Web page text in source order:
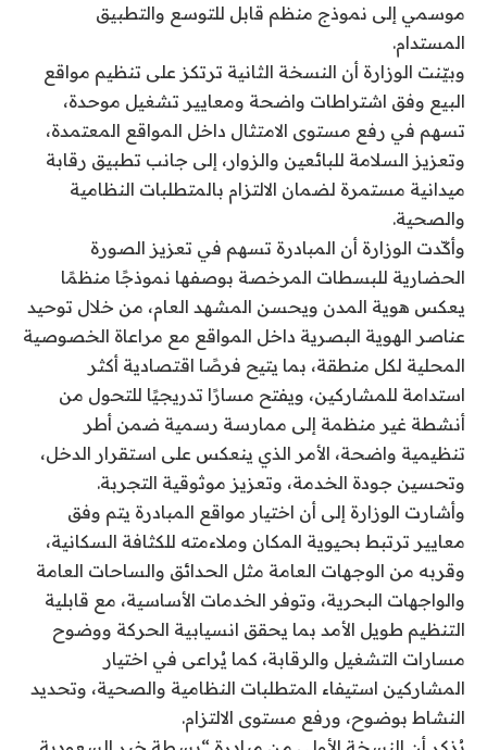
موسمي إلى نموذج منظم قابل للتوسع والتطبيق
المستدام.
وبيّنت الوزارة أن النسخة الثانية ترتكز على تنظيم مواقع
البيع وفق اشتراطات واضحة ومعايير تشغيل موحدة،
تسهم في رفع مستوى الامتثال داخل المواقع المعتمدة،
وتعزيز السلامة للبائعين والزوار، إلى جانب تطبيق رقابة
ميدانية مستمرة لضمان الالتزام بالمتطلبات النظامية
والصحية.
وأكّدت الوزارة أن المبادرة تسهم في تعزيز الصورة
الحضارية للبسطات المرخصة بوصفها نموذجًا منظمًا
يعكس هوية المدن ويحسن المشهد العام، من خلال توحيد
عناصر الهوية البصرية داخل المواقع مع مراعاة الخصوصية
المحلية لكل منطقة، بما يتيح فرصًا اقتصادية أكثر
استدامة للمشاركين، ويفتح مسارًا تدريجيًا للتحول من
أنشطة غير منظمة إلى ممارسة رسمية ضمن أطر
تنظيمية واضحة، الأمر الذي ينعكس على استقرار الدخل،
وتحسين جودة الخدمة، وتعزيز موثوقية التجربة.
وأشارت الوزارة إلى أن اختيار مواقع المبادرة يتم وفق
معايير ترتبط بحيوية المكان وملاءمته للكثافة السكانية،
وقربه من الوجهات العامة مثل الحدائق والساحات العامة
والواجهات البحرية، وتوفر الخدمات الأساسية، مع قابلية
التنظيم طويل الأمد بما يحقق انسيابية الحركة ووضوح
مسارات التشغيل والرقابة، كما يُراعى في اختيار
المشاركين استيفاء المتطلبات النظامية والصحية، وتحديد
النشاط بوضوح، ورفع مستوى الالتزام.